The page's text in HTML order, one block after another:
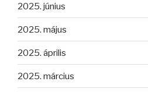
2025. június
2025. május
2025. április
2025. március